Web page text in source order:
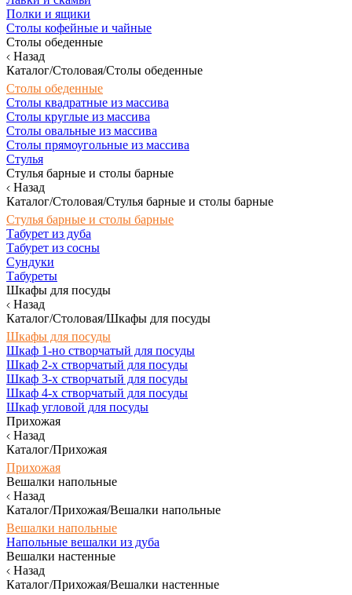
Полки и ящики
Столы кофейные и чайные
Столы обеденные
Назад
Каталог/Столовая/Столы обеденные
Столы обеденные
Столы квадратные из массива
Столы круглые из массива
Столы овальные из массива
Столы прямоугольные из массива
Стулья
Стулья барные и столы барные
Назад
Каталог/Столовая/Стулья барные и столы барные
Стулья барные и столы барные
Табурет из дуба
Табурет из сосны
Сундуки
Табуреты
Шкафы для посуды
Назад
Каталог/Столовая/Шкафы для посуды
Шкафы для посуды
Шкаф 1-но створчатый для посуды
Шкаф 2-х створчатый для посуды
Шкаф 3-х створчатый для посуды
Шкаф 4-х створчатый для посуды
Шкаф угловой для посуды
Прихожая
Назад
Каталог/Прихожая
Прихожая
Вешалки напольные
Назад
Каталог/Прихожая/Вешалки напольные
Вешалки напольные
Напольные вешалки из дуба
Вешалки настенные
Назад
Каталог/Прихожая/Вешалки настенные